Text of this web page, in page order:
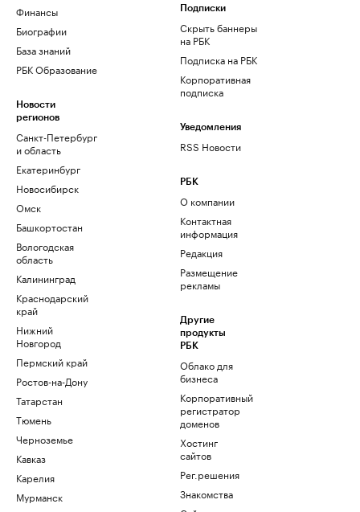
Финансы
Биографии
База знаний
РБК Образование
Новости
регионов
Санкт-Петербург
и область
Екатеринбург
Новосибирск
Омск
Башкортостан
Вологодская
область
Калининград
Краснодарский
край
Нижний
Новгород
Пермский край
Ростов-на-Дону
Татарстан
Тюмень
Черноземье
Кавказ
Карелия
Мурманск
Подписки
Скрыть баннеры
на РБК
Подписка на РБК
Корпоративная
подписка
Уведомления
RSS Новости
РБК
О компании
Контактная
информация
Редакция
Размещение
рекламы
Другие
продукты
РБК
Облако для
бизнеса
Корпоративный
регистратор
доменов
Хостинг
сайтов
Рег.решения
Знакомства